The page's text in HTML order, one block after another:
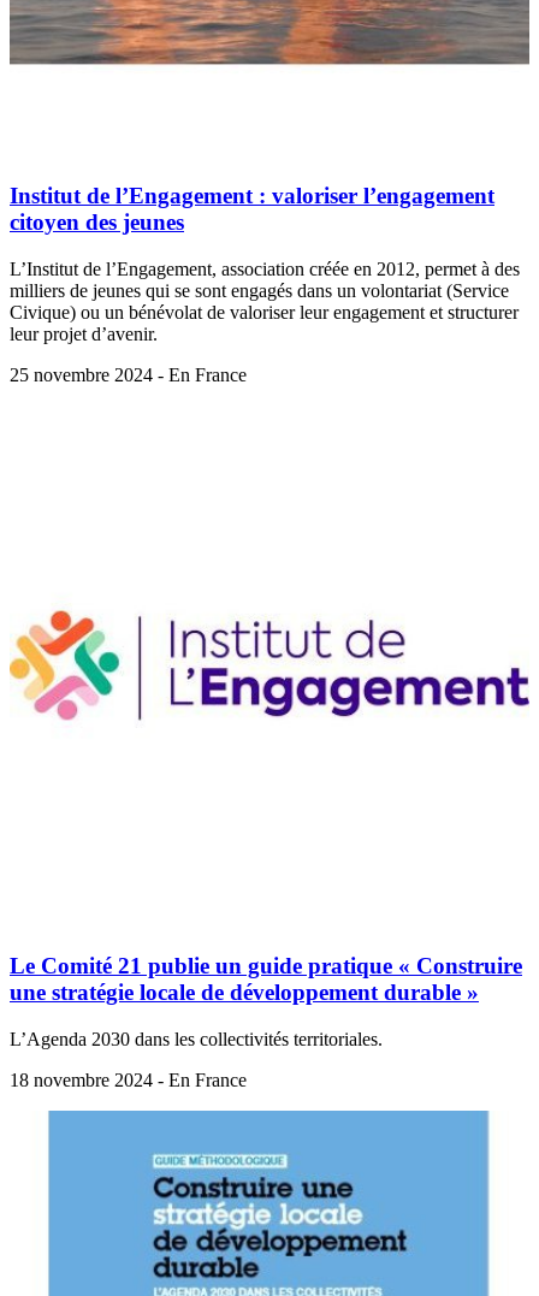
Institut de l’Engagement : valoriser l’engagement
citoyen des jeunes
L’Institut de l’Engagement, association créée en 2012, permet à des
milliers de jeunes qui se sont engagés dans un volontariat (Service
Civique) ou un bénévolat de valoriser leur engagement et structurer
leur projet d’avenir.
25 novembre 2024 - En France
Le Comité 21 publie un guide pratique « Construire
une stratégie locale de développement durable »
L’Agenda 2030 dans les collectivités territoriales.
18 novembre 2024 - En France